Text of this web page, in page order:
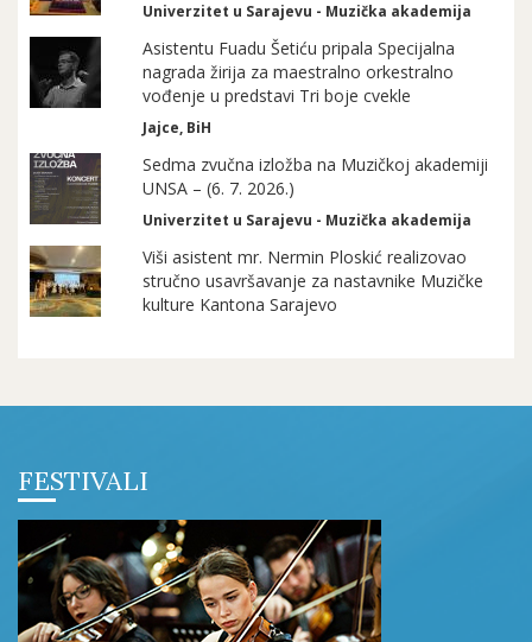
Univerzitet u Sarajevu - Muzička akademija
Asistentu Fuadu Šetiću pripala Specijalna
nagrada žirija za maestralno orkestralno
vođenje u predstavi Tri boje cvekle
Jajce, BiH
Sedma zvučna izložba na Muzičkoj akademiji
UNSA – (6. 7. 2026.)
Univerzitet u Sarajevu - Muzička akademija
Viši asistent mr. Nermin Ploskić realizovao
stručno usavršavanje za nastavnike Muzičke
kulture Kantona Sarajevo
FESTIVALI